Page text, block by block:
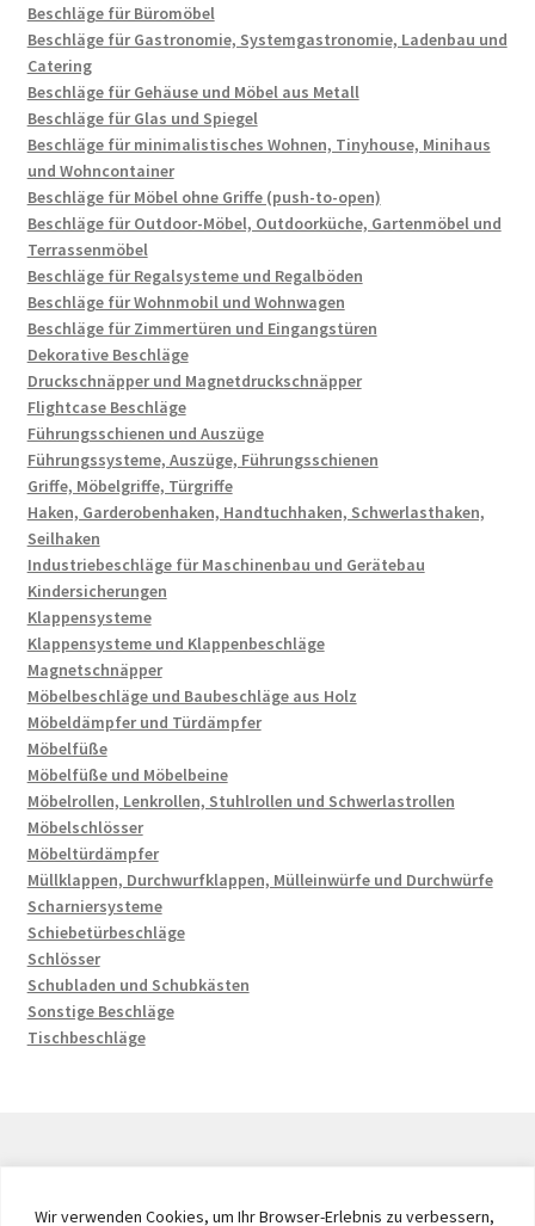
Wir verwenden Cookies, um Ihr Browser-Erlebnis zu verbessern,
Beschläge für Büromöbel
Beschläge für Gastronomie, Systemgastronomie, Ladenbau und
Catering
Beschläge für Gehäuse und Möbel aus Metall
Beschläge für Glas und Spiegel
Beschläge für minimalistisches Wohnen, Tinyhouse, Minihaus
und Wohncontainer
Beschläge für Möbel ohne Griffe (push-to-open)
Beschläge für Outdoor-Möbel, Outdoorküche, Gartenmöbel und
Terrassenmöbel
Beschläge für Regalsysteme und Regalböden
Beschläge für Wohnmobil und Wohnwagen
Beschläge für Zimmertüren und Eingangstüren
Dekorative Beschläge
Druckschnäpper und Magnetdruckschnäpper
Flightcase Beschläge
Führungsschienen und Auszüge
Führungssysteme, Auszüge, Führungsschienen
Griffe, Möbelgriffe, Türgriffe
Haken, Garderobenhaken, Handtuchhaken, Schwerlasthaken,
Seilhaken
Industriebeschläge für Maschinenbau und Gerätebau
Kindersicherungen
Klappensysteme
Klappensysteme und Klappenbeschläge
Magnetschnäpper
Möbelbeschläge und Baubeschläge aus Holz
Möbeldämpfer und Türdämpfer
Möbelfüße
Möbelfüße und Möbelbeine
Möbelrollen, Lenkrollen, Stuhlrollen und Schwerlastrollen
Möbelschlösser
Möbeltürdämpfer
Müllklappen, Durchwurfklappen, Mülleinwürfe und Durchwürfe
Scharniersysteme
Schiebetürbeschläge
Schlösser
Schubladen und Schubkästen
Sonstige Beschläge
Tischbeschläge
© 2026 by UMAXO Germany, member of the ERUON Group.